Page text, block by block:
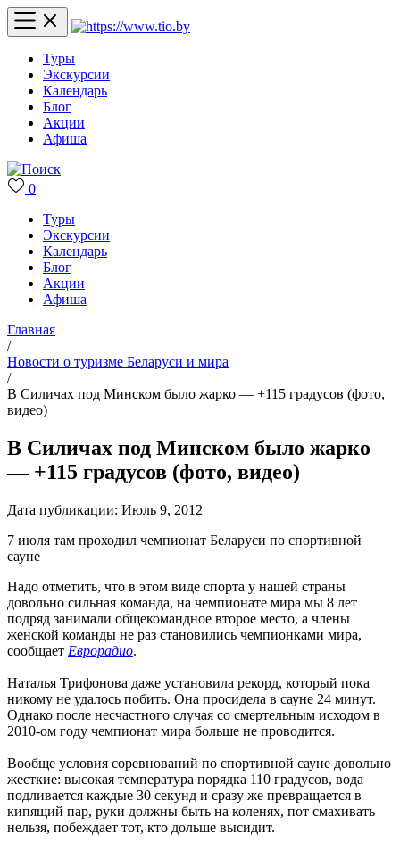
Туры
Экскурсии
Календарь
Блог
Акции
Афиша
0
Туры
Экскурсии
Календарь
Блог
Акции
Афиша
Главная
/
Новости о туризме Беларуси и мира
/
В Силичах под Минском было жарко — +115 градусов (фото,
видео)
В Силичах под Минском было жарко
— +115 градусов (фото, видео)
Дата публикации: Июль 9, 2012
7 июля там проходил чемпионат Беларуси по спортивной
сауне
Надо отметить, что в этом виде спорта у нашей страны
довольно сильная команда, на чемпионате мира мы 8 лет
подряд занимали общекомандное второе место, а члены
женской команды не раз становились чемпионками мира,
сообщает Еврорадио.
Наталья Трифонова даже установила рекорд, который пока
никому не удалось побить. Она просидела в сауне 24 минут.
Однако после несчастного случая со смертельным исходом в
2010-ом году чемпионат мира больше не проводится.
Вообще условия соревнований по спортивной сауне довольно
жесткие: высокая температура порядка 110 градусов, вода
подливается каждые 30 секунд и сразу же превращается в
кипящий пар, руки должны быть на коленях, пот смахивать
нельзя, побеждает тот, кто дольше высидит.